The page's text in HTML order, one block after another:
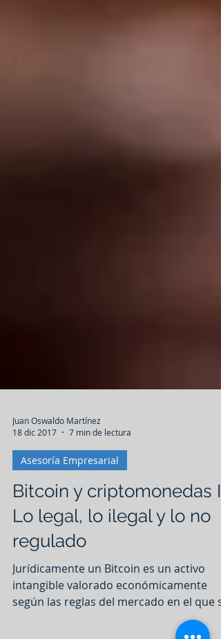
Juan Oswaldo Martínez
18 dic 2017
7 min de lectura
Asesoría Empresarial
Bitcoin y criptomonedas I:
Lo legal, lo ilegal y lo no
regulado
Jurídicamente un Bitcoin es un activo